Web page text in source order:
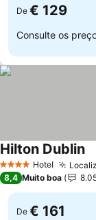
De € 129
Consulte os
4 EstrelasHotel
Hilton Dublin
8,4 Muito boa
De € 161